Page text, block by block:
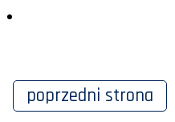
poprzedni strona